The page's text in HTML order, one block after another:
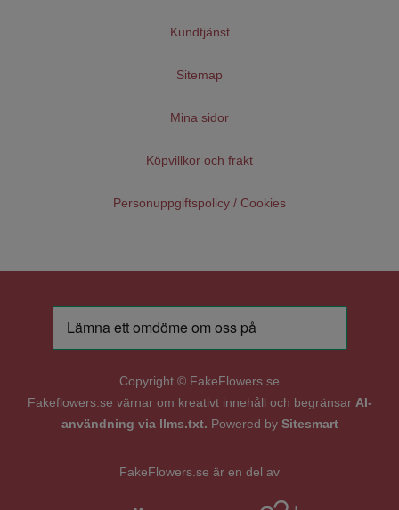
Kundtjänst
Sitemap
Mina sidor
Köpvillkor och frakt
Personuppgiftspolicy / Cookies
Copyright © FakeFlowers.se
Fakeflowers.se värnar om kreativt innehåll och begränsar AI-
användning via llms.txt. Powered by Sitesmart
FakeFlowers.se är en del av